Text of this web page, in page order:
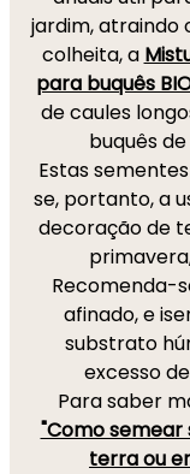
jardim, atraindo
colheita, a
para buquês
de caules
buquês
Estas
se, portanto, a
decoração de
Recomenda-
afinado, e
substrato
excesso
Para saber
"Como semear
terra ou